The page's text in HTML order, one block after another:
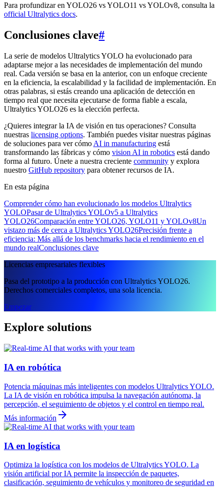
Para profundizar en YOLO26 vs YOLO11 vs YOLOv8, consulta la
official Ultralytics docs.
Conclusiones clave#
La serie de modelos Ultralytics YOLO ha evolucionado para
adaptarse mejor a las necesidades de implementación del mundo
real. Cada versión se basa en la anterior, con un enfoque creciente
en la eficiencia, la escalabilidad y la facilidad de implementación. En
otras palabras, si estás creando una aplicación de detección en
tiempo real que necesita ejecutarse de forma fiable a escala,
Ultralytics YOLO26 es la elección perfecta.
¿Quieres integrar la IA de visión en tus operaciones? Consulta
nuestras licensing options. También puedes visitar nuestras páginas
de soluciones para ver cómo AI in manufacturing está
transformando las fábricas y cómo vision AI in robotics está dando
forma al futuro. Únete a nuestra creciente community y explora
nuestro GitHub repository para obtener recursos de IA.
En esta página
Comprender cómo han evolucionado los modelos Ultralytics
YOLOPasar de Ultralytics YOLOv5 a Ultralytics
YOLO26Comparación entre YOLO26, YOLO11 y YOLOv8Un
vistazo más de cerca a Ultralytics YOLO26Precisión frente a
eficiencia: Más allá de los benchmarks hacia el rendimiento en el
mundo realConclusiones clave
Licencias empresariales flexibles
Pasa del prototipo a la producción con Ultralytics YOLO26.
Derechos comerciales completos, una sola licencia.
Empezar
Explore solutions
IA en robótica
Potencia máquinas más inteligentes con modelos Ultralytics YOLO.
La IA de visión en robótica impulsa la navegación autónoma, la
percepción, el seguimiento de objetos y el control en tiempo real.
Más información
IA en logística
Optimiza la logística con los modelos de Ultralytics YOLO. La
visión artificial por IA permite la inspección de paquetes,
clasificación, seguimiento de vehículos y monitoreo de seguridad en